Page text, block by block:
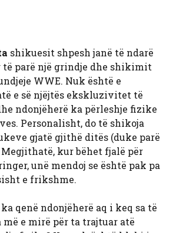
shikuesit shpesh janë të ndarë
të parë një grindje dhe shikimit
WWE. Nuk është e
e së njëjtës ekskluzivitet të
ndonjëherë ka përleshje fizike
Personalisht, do të shikoja
gjatë gjithë ditës (duke parë
kur bëhet fjalë për
unë mendoj se është pak pa
e frikshme.
qenë ndonjëherë aq i keq sa të
më e mirë për ta trajtuar atë